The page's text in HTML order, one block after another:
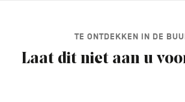
TE ONTDEKKEN IN DE
Laat dit niet aan u